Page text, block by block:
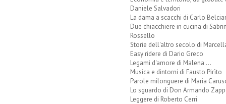
Daniele Salvadori
La dama a scacchi di Carlo
Due chiacchiere in cucina di
Rossello
Storie dell'altro secolo di
Easy ridere di Dario Greco
Legami d'amore di Malena ...
Musica e dintorni di Fausto Pirìto
Parole milonguere di Maria
Lo sguardo di Don Armando
Leggere di Roberto Cerri